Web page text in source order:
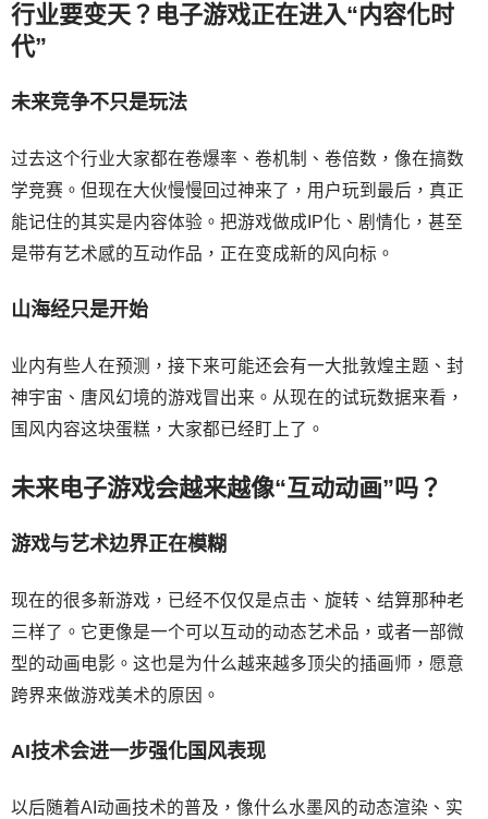
行业要变天？电子游戏正在进入“内容化时
代”
未来竞争不只是玩法
过去这个行业大家都在卷爆率、卷机制、卷倍数，像在搞数
学竞赛。但现在大伙慢慢回过神来了，用户玩到最后，真正
能记住的其实是内容体验。把游戏做成IP化、剧情化，甚至
是带有艺术感的互动作品，正在变成新的风向标。
山海经只是开始
业内有些人在预测，接下来可能还会有一大批敦煌主题、封
神宇宙、唐风幻境的游戏冒出来。从现在的试玩数据来看，
国风内容这块蛋糕，大家都已经盯上了。
未来电子游戏会越来越像“互动动画”吗？
游戏与艺术边界正在模糊
现在的很多新游戏，已经不仅仅是点击、旋转、结算那种老
三样了。它更像是一个可以互动的动态艺术品，或者一部微
型的动画电影。这也是为什么越来越多顶尖的插画师，愿意
跨界来做游戏美术的原因。
AI技术会进一步强化国风表现
以后随着AI动画技术的普及，像什么水墨风的动态渲染、实